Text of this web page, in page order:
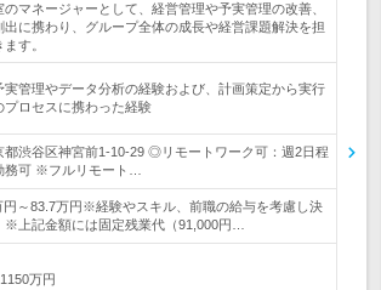
のマネージャーとして、経営管理や予実管理の改善、
出に携わり、グループ全体の成長や経営課題解決を担
す。
実管理やデータ分析の経験および、計画策定から実行
プロセスに携わった経験
都渋谷区神宮前1-10-29 ◎リモートワーク可：週2日程
務可 ※フルリモート…
円～83.7万円※経験やスキル、前職の給与を考慮し決
※上記金額には固定残業代（91,000円…
万円